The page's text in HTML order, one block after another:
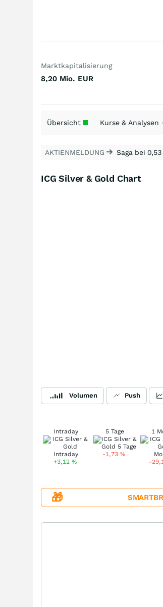
Marktkapitalisierung
8,20 Mio. EUR
Übersicht Kurse & Analysen
AKTIENMELDUNG Saga bei
ICG Silver & Gold Chart
Volumen Push
Intraday
+3,12 %
5 Tage
-1,73 %
1
-
🎁